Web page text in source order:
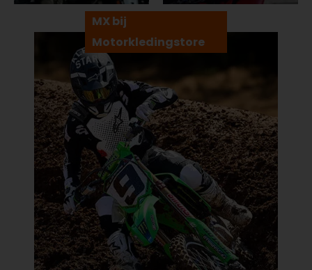
MX bij
Motorkledingstore